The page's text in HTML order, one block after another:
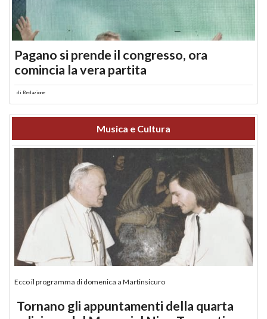
Pagano si prende il congresso, ora
comincia la vera partita
di Redazione
Musica e Cultura
Ecco il programma di domenica a Martinsicuro
Tornano gli appuntamenti della quarta